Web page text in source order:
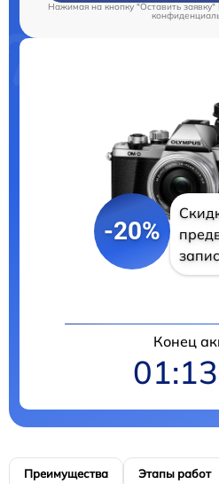
Нажимая на кнопку "Оставить
-20%
Конец
Преимущества Этапы работ